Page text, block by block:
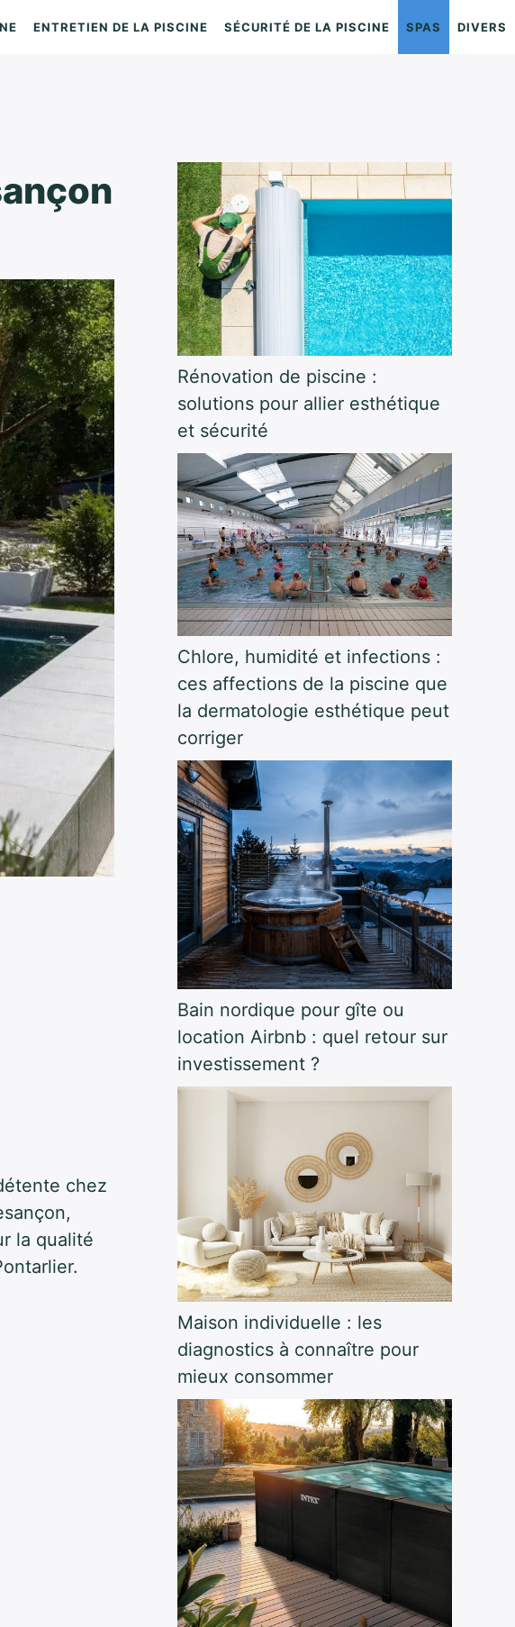
ENTRETIEN DE LA PISCINE SÉCURITÉ DE LA PISCINE SPAS DIVERS
chez
la qualité
Rénovation de piscine :
solutions pour allier esthétique
et sécurité
Chlore, humidité et infections :
ces affections de la piscine que
la dermatologie esthétique peut
corriger
Bain nordique pour gîte ou
location Airbnb : quel retour sur
investissement ?
Maison individuelle : les
diagnostics à connaître pour
mieux consommer